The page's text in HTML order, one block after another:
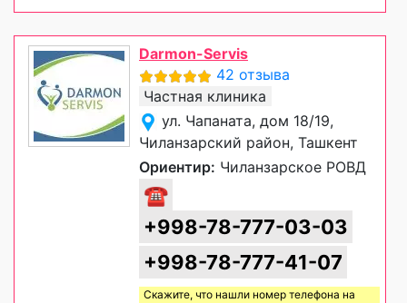
Darmon-Servis
42 отзыва
Частная клиника
ул. Чапаната, дом 18/19,
Чиланзарский район, Ташкент
Ориентир: Чиланзарское РОВД
☎
+998-78-777-03-03
+998-78-777-41-07
Скажите, что нашли номер телефона на